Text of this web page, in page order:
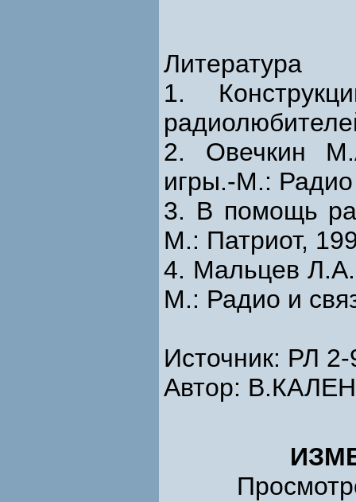
Литература
1.
2. Овечкин
игры.-М.: Радио
3. В помощь
М.: Патриот,
4. Мальцев
М.: Радио и
Источник: РЛ 2-
Автор: